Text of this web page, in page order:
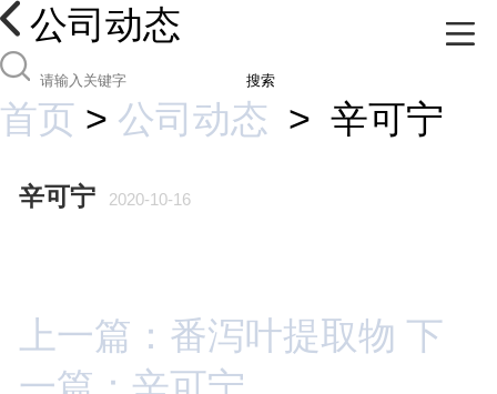
公司动态
搜索
首页 > 公司动态 > 辛可宁
辛可宁 2020-10-16
上一篇：番泻叶提取物 下